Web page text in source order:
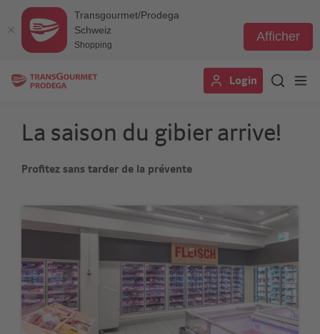
Transgourmet/Prodega
Schweiz
Shopping
Afficher
Login
La saison du gibier arrive!
Profitez sans tarder de la prévente